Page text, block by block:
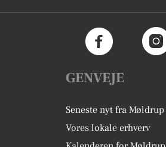
GENVEJE
Seneste nyt fra Møldrup
Vores lokale erhverv